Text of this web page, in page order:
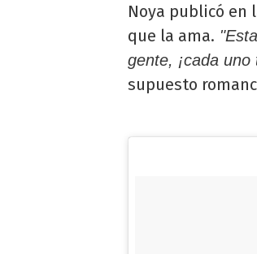
Noya publicó en
que la ama.
gente, ¡cada
supuesto